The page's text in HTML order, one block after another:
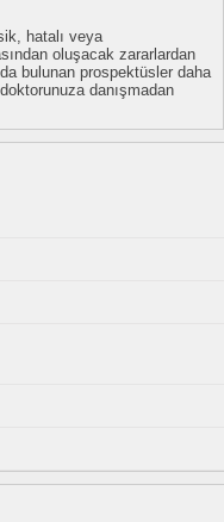
hatalı veya
oluşacak zararlardan
bulunan prospektüsler daha
danışmadan